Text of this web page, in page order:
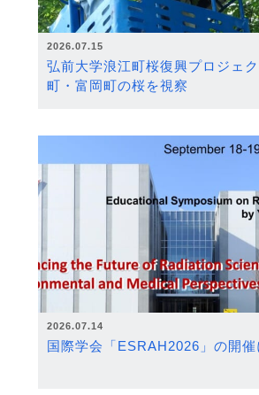
2026.07.15
弘前大学浪江町桜復興プロジェ
町・富岡町の桜を視察
2026.07.14
国際学会「ESRAH2026」の開催